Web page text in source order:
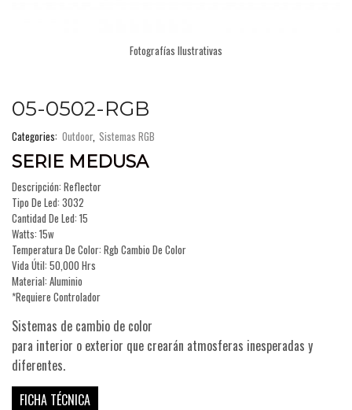
Fotografías Ilustrativas
05-0502-RGB
Categories: Outdoor, Sistemas RGB
SERIE MEDUSA
Descripción: Reflector
Tipo De Led: 3032
Cantidad De Led: 15
Watts: 15w
Temperatura De Color: Rgb Cambio De Color
Vida Útil: 50,000 Hrs
Material: Aluminio
*Requiere Controlador
Sistemas de cambio de color
para interior o exterior que crearán atmosferas inesperadas y
diferentes.
FICHA TÉCNICA